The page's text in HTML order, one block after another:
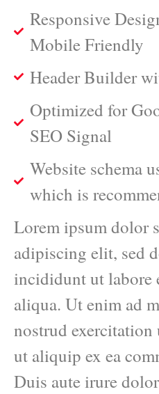
Responsive
Mobile Friendly
Header Builder
Optimized for
SEO Signal
Website schema
which is
Lorem ipsum dolor
adipiscing elit, sed
incididunt ut labore
aliqua. Ut enim ad
nostrud
ut aliquip ex ea
Duis aute irure